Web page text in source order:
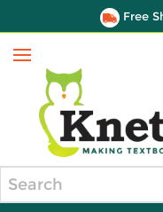
Free
Menu